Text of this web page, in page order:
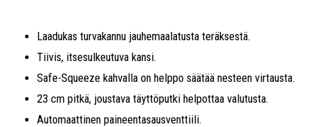
Laadukas turvakannu jauhemaalatusta teräksestä.
Tiivis, itsesulkeutuva kansi.
Safe-Squeeze kahvalla on helppo säätää nesteen virtausta.
23 cm pitkä, joustava täyttöputki helpottaa valutusta.
Automaattinen paineentasausventtiili.